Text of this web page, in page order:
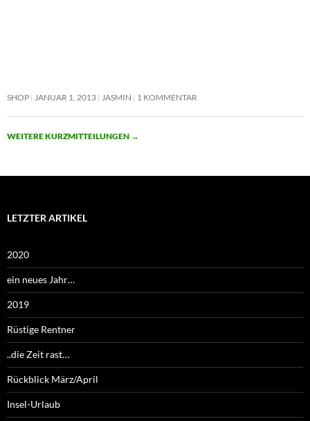
SHOP JANUAR 1, 2013 JASMIN 1 KOMMENTAR
WEITERE KURZMITTEILUNGEN →
LETZTER ARTIKEL
2020
ein neues Jahr…
2019
Rüstige Rentner
..die Zeit rast…
Rückblick März/April
Insel-Urlaub